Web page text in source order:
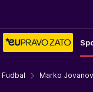
Fudbal
Marko